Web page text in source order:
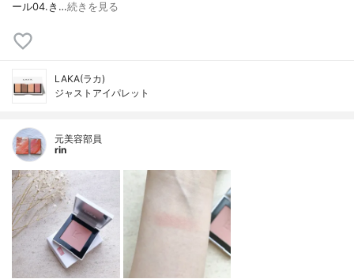
ール04.き…続きを見る
LAKA(ラカ)
ジャストアイパレット
元美容部員
rin